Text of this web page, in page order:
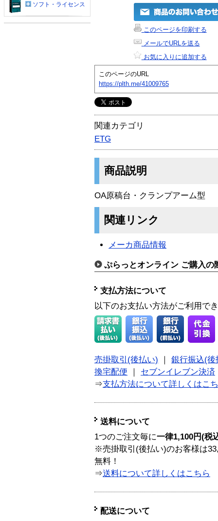
このページを印刷する
メールでURLを送る
お気に入りに追加する
このページのURL
https://plth.me/41009765
関連カテゴリ
ETG
商品説明
OA原稿台・クランプアーム型
関連リンク
メーカ商品情報
ぷらっとオンライン ご購入の
支払方法について
以下のお支払い方法がご利用で
売掛取引(後払い)
銀行振込(後
換宅配便
セブンイレブン決済
⇒支払方法について詳しくはこ
送料について
1つのご注文毎に一律1,100円(税
※売掛取引(後払い)のお客様は
無料！
⇒送料について詳しくはこちら
配送について
ソフト・ライセンス